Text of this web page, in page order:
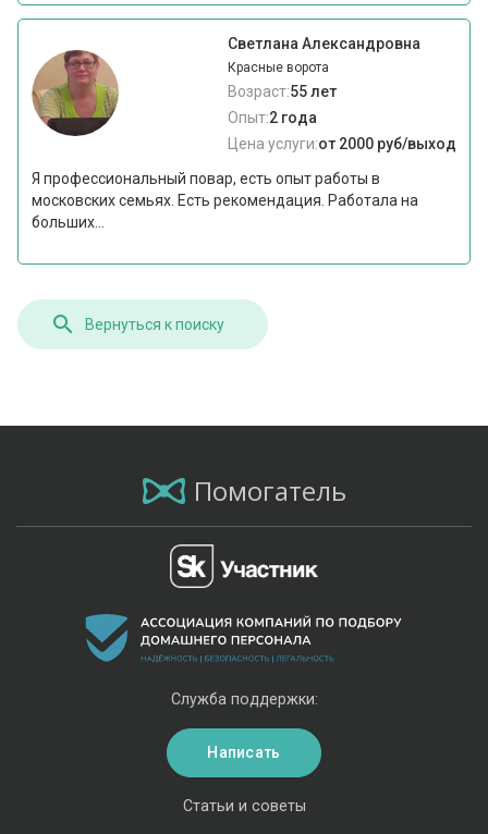
Светлана Александровна
Красные ворота
Возраст:55 лет
Опыт:2 года
Цена услуги:от 2000 руб/выход
Я профессиональный повар, есть опыт работы в
московских семьях. Есть рекомендация. Работала на
больших...
Вернуться к поиску
Помогатель
Статьи и советы
Служба поддержки:
Написать